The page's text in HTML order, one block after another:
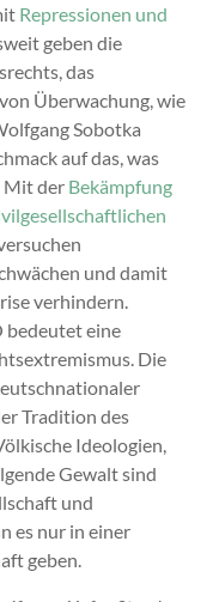
Repressionen und
geben die
das
Überwachung, wie
Sobotka
auf das, was
Mit der Bekämpfung
und damit
verhindern.
bedeutet eine
Die
Tradition des
Ideologien,
Gewalt sind
und
es nur in einer
geben.